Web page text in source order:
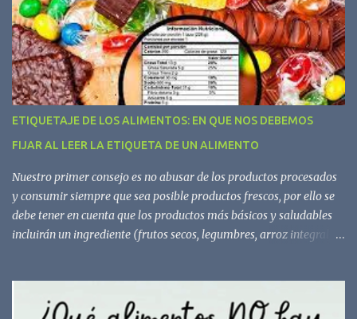
i
o
s
ETIQUETAJE DE LOS ALIMENTOS: EN QUE NOS DEBEMOS
FIJAR AL LEER LA ETIQUETA DE UN ALIMENTO
Nuestro primer consejo es no abusar de los productos procesados
y consumir siempre que sea posible productos frescos, por ello se
debe tener en cuenta que los productos más básicos y saludables
incluirán un ingrediente (frutos secos, legumbres, arroz integral,
ingredientes nada recomendables, como harinas refinadas, azúcar